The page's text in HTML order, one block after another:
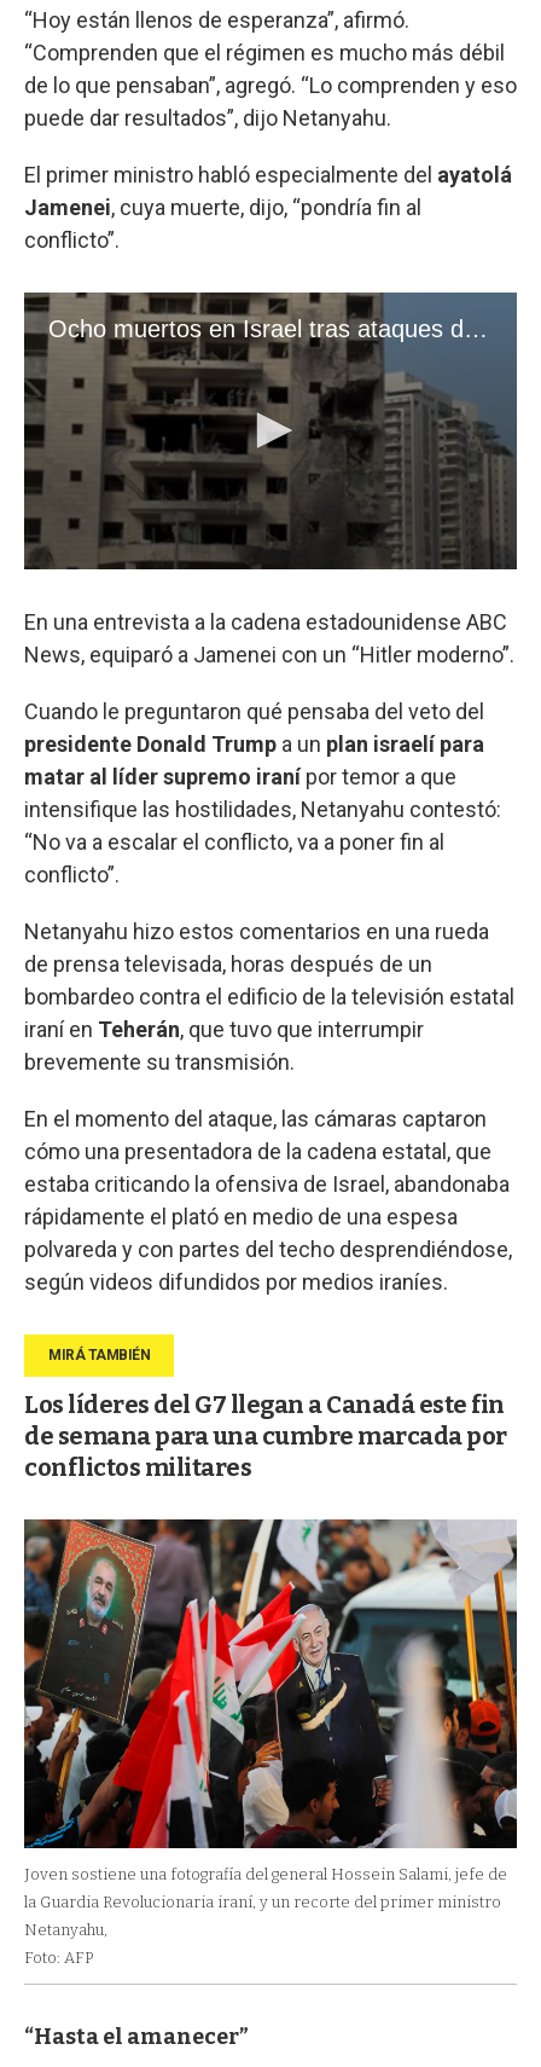
“Hoy están llenos de esperanza”, afirmó.
“Comprenden que el régimen es mucho más débil
de lo que pensaban”, agregó. “Lo comprenden y eso
puede dar resultados”, dijo Netanyahu.
El primer ministro habló especialmente del ayatolá
Jamenei, cuya muerte, dijo, “pondría fin al
conflicto”.
En una entrevista a la cadena estadounidense ABC
News, equiparó a Jamenei con un “Hitler moderno”.
Cuando le preguntaron qué pensaba del veto del
presidente Donald Trump a un plan israelí para
matar al líder supremo iranípor temor a que
intensifique las hostilidades, Netanyahu contestó:
“No va a escalar el conflicto, va a poner fin al
conflicto”.
Netanyahu hizo estos comentarios en una rueda
de prensa televisada, horas después de un
bombardeo contra el edificio de la televisión estatal
iraní en Teherán, que tuvo que interrumpir
brevemente su transmisión.
En el momento del ataque, las cámaras captaron
cómo una presentadora de la cadena estatal, que
estaba criticando la ofensiva de Israel, abandonaba
rápidamente el plató en medio de una espesa
polvareda y con partes del techo desprendiéndose,
según videos difundidos por medios iraníes.
Los líderes del G7 llegan a Canadá este fin
de semana para una cumbre marcada por
conflictos militares
Joven sostiene una fotografía del general Hossein Salami, jefe de
la Guardia Revolucionaria iraní, y un recorte del primer ministro
Netanyahu,
Foto: AFP
“Hasta el amanecer”